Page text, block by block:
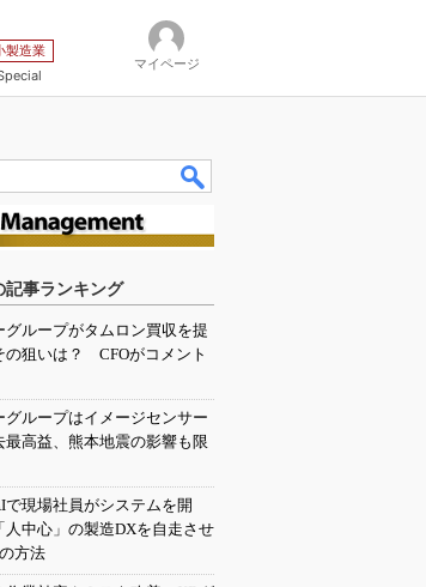
製造業
マイページ
記事ランキング
グループがタムロン買収を提
の狙いは？ CFOがコメント
グループはイメージセンサー
最高益、熊本地震の影響も限
で現場社員がシステムを開
中心」の製造DXを自走させ
方法